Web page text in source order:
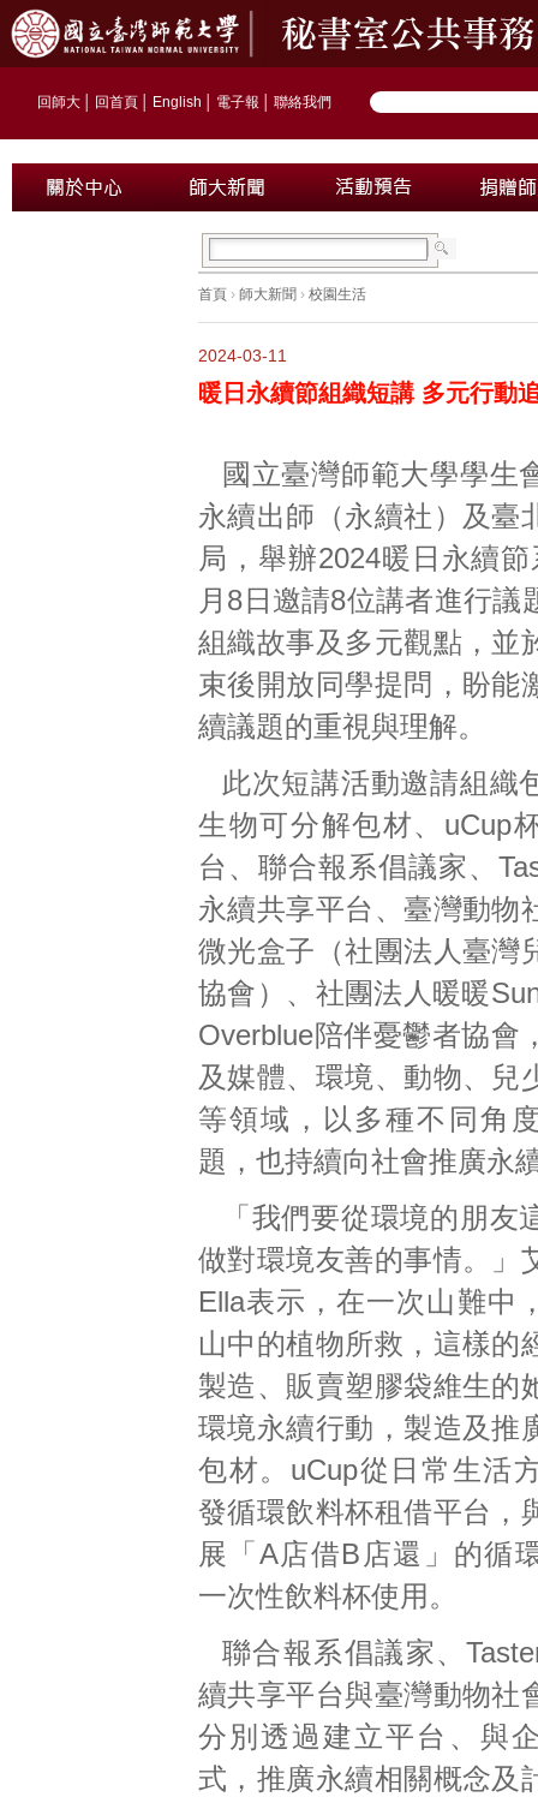
回師大 回首頁 English 電子報 聯絡我們
首頁 › 師大新聞 › 校園生活
2024-03-11
暖日永續節組織短講 多元行動
國立臺灣師範大學學生
永續出師（永續社）及臺
局，舉辦2024暖日永續
月8日邀請8位講者進行議
組織故事及多元觀點，並
束後開放同學提問，盼能
續議題的重視與理解。
此次短講活動邀請組織
生物可分解包材、uCup
台、聯合報系倡議家、
永續共享平台、臺灣動物
微光盒子（社團法人臺灣
協會）、社團法人暖暖
Overblue陪伴憂鬱者協會
及媒體、環境、動物、兒
等領域，以多種不同角
題，也持續向社會推廣永
「我們要從環境的朋友
做對環境友善的事情。」
Ella表示，在一次山難中
山中的植物所救，這樣的
製造、販賣塑膠袋維生的
環境永續行動，製造及推
包材。uCup從日常生活
發循環飲料杯租借平台，
展「A店借B店還」的循
一次性飲料杯使用。
聯合報系倡議家、
續共享平台與臺灣動物社
分別透過建立平台、與
式，推廣永續相關概念及